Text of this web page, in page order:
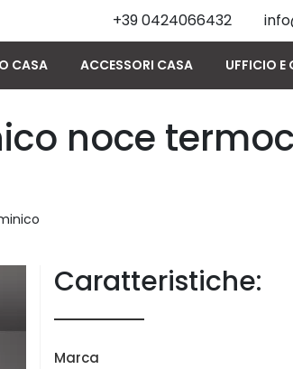
+39 0424066432
CASA ACCESSORI CASA UFFICIO E
noce
Caratteristiche:
Marca